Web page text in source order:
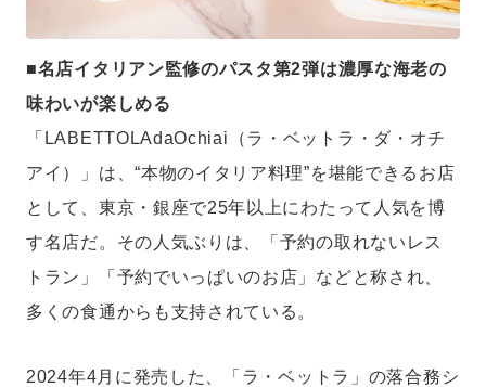
■名店イタリアン監修のパスタ第2弾は濃厚な海老の
味わいが楽しめる
「LABETTOLAdaOchiai（ラ・ベットラ・ダ・オチ
アイ）」は、“本物のイタリア料理”を堪能できるお店
として、東京・銀座で25年以上にわたって人気を博
す名店だ。その人気ぶりは、「予約の取れないレス
トラン」「予約でいっぱいのお店」などと称され、
多くの食通からも支持されている。
2024年4月に発売した、「ラ・ベットラ」の落合務シ